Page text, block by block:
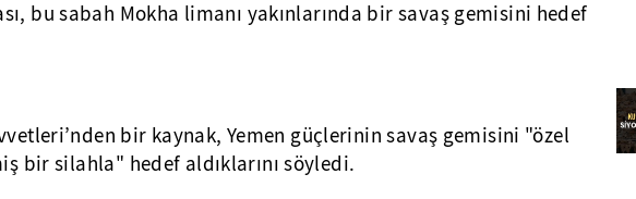
bu sabah Mokha limanı yakınlarında bir savaş gemisini hedef
bir kaynak, Yemen güçlerinin savaş gemisini "özel
bir silahla" hedef aldıklarını söyledi.